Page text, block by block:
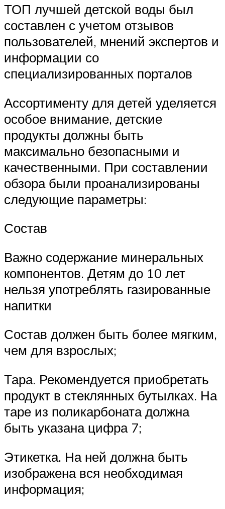
ТОП лучшей детской воды был
составлен с учетом отзывов
пользователей, мнений экспертов и
информации со
специализированных порталов
Ассортименту для детей уделяется
особое внимание, детские
продукты должны быть
максимально безопасными и
качественными. При составлении
обзора были проанализированы
следующие параметры:
Состав
Важно содержание минеральных
компонентов. Детям до 10 лет
нельзя употреблять газированные
напитки
Состав должен быть более мягким,
чем для взрослых;
Тара. Рекомендуется приобретать
продукт в стеклянных бутылках. На
таре из поликарбоната должна
быть указана цифра 7;
Этикетка. На ней должна быть
изображена вся необходимая
информация;